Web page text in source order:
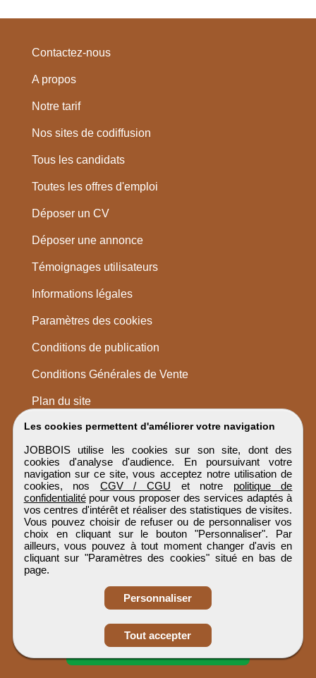
Candidature spontanée
Les cookies permettent d'améliorer votre navigation
JOBBOIS utilise les cookies sur son site, dont des
cookies d'analyse d'audience. En poursuivant votre
navigation sur ce site, vous acceptez notre utilisation de
cookies, nos CGV / CGU et notre politique de
confidentialitépour vous proposer des services adaptés à
vos centres d'intérêt et réaliser des statistiques de visites.
Vous pouvez choisir de refuser ou de personnaliser vos
choix en cliquant sur le bouton "Personnaliser". Par
ailleurs, vous pouvez à tout moment changer d'avis en
cliquant sur "Paramètres des cookies" situé en bas de
page.
Personnaliser
Tout accepter
Contactez-nous
A propos
Notre tarif
Nos sites de codiffusion
Tous les candidats
Toutes les offres d'emploi
Déposer un CV
Déposer une annonce
Témoignages utilisateurs
Informations légales
Paramètres des cookies
Conditions de publication
Conditions Générales de Vente
Plan du site
JOBBOIS
Tous droits réservés © 1999 - 2026